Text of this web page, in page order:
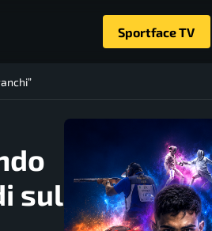
Sportface TV
sul